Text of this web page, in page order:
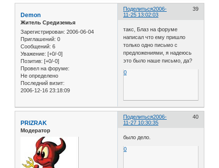
Поделиться 39
2006-
11-25 13:02:03
Demon
Житель Средиземья
Зарегистрирован: 2006-06-04
Приглашений: 0
Сообщений: 6
Уважение: [+0/-0]
Позитив: [+0/-0]
Провел на форуме:
Не определено
Последний визит:
2006-12-16 23:18:09
такс, Блаз на форуме
написал что ему пришло
только одно письмо с
предложениями, я надеюсь
это было наше письмо, да?
0
Поделиться 40
2006-
11-27 10:30:35
PRIZRAK
Модератор
было дело.
0